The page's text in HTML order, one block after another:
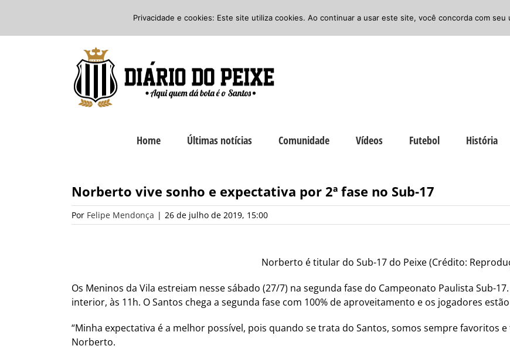
o
Facebook
Instagram
Home Últimas notícias Comunidade Vídeos Futebol História
Norberto vive sonho e expectativa por 2ª fase no Sub-17
Por Felipe Mendonça | 26 de julho de 2019, 15:00
Norberto é titular do Sub-17 do Peixe (Crédito:
Os Meninos da Vila estreiam nesse sábado (27/7) na segunda fase do Campeonato Paulista Sub-
interior, às 11h. O Santos chega a segunda fase com 100% de aproveitamento e os jogadores
“Minha expectativa é a melhor possível, pois quando se trata do Santos, somos sempre favoritos
Norberto.
Privacidade e cookies: Este site utiliza cookies. Ao continuar a usar este site, você concorda com seu